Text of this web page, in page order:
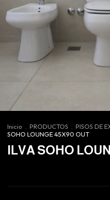
Inicio PRODUCTOS PISOS DE
SOHO LOUNGE 45X90 OUT
ILVA SOHO